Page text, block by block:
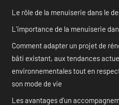
Le rôle de la menuiserie dans le
L’importance de la menuiserie
Comment adapter un projet de
bâti existant, aux tendances
environnementales tout en
son mode de vie
Les avantages d’un